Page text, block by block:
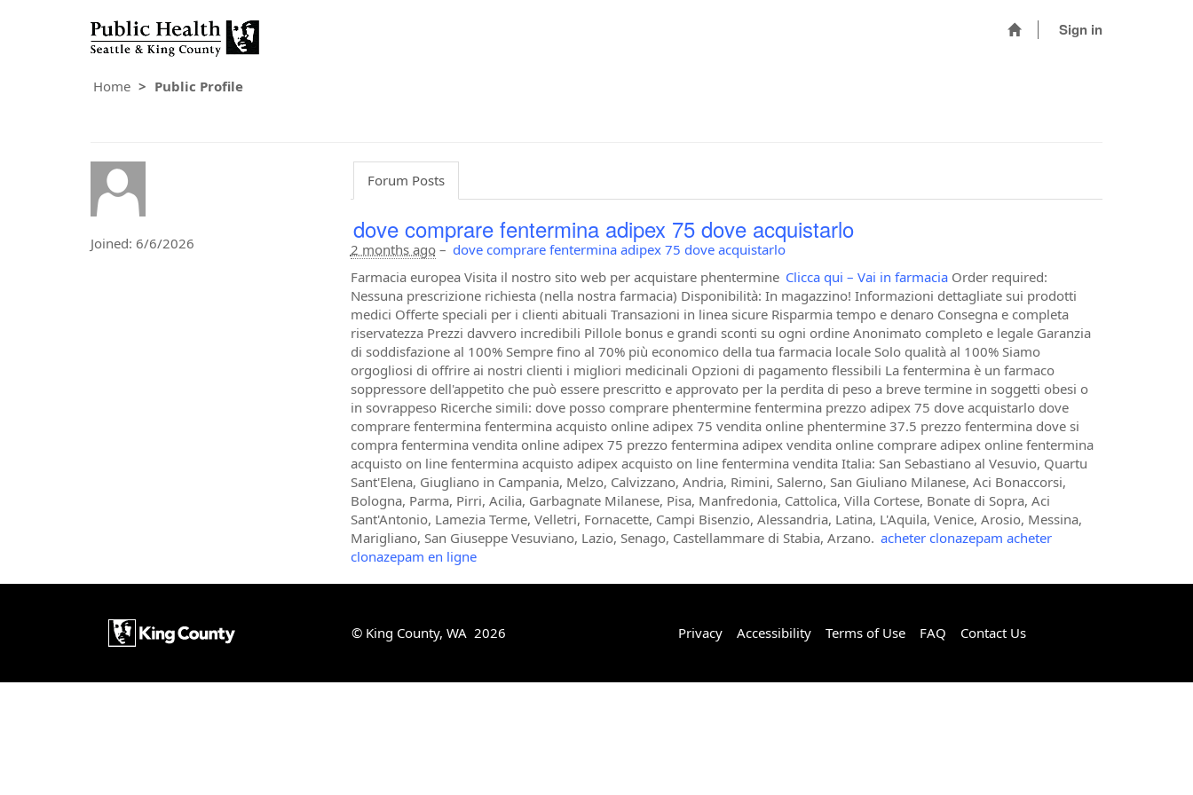
Sign in
Home Public Profile
Joined: 6/6/2026
Forum Posts
dove comprare fentermina adipex 75 dove acquistarlo
2 months ago– dove comprare fentermina adipex 75 dove acquistarlo
Farmacia europea Visita il nostro sito web per acquistare phentermine Clicca qui – Vai in farmaciaOrder required:
Nessuna prescrizione richiesta (nella nostra farmacia) Disponibilità: In magazzino! Informazioni dettagliate sui prodotti
medici Offerte speciali per i clienti abituali Transazioni in linea sicure Risparmia tempo e denaro Consegna e completa
riservatezza Prezzi davvero incredibili Pillole bonus e grandi sconti su ogni ordine Anonimato completo e legale Garanzia
di soddisfazione al 100% Sempre fino al 70% più economico della tua farmacia locale Solo qualità al 100% Siamo
orgogliosi di offrire ai nostri clienti i migliori medicinali Opzioni di pagamento flessibili La fentermina è un farmaco
soppressore dell'appetito che può essere prescritto e approvato per la perdita di peso a breve termine in soggetti obesi o
in sovrappeso Ricerche simili: dove posso comprare phentermine fentermina prezzo adipex 75 dove acquistarlo dove
comprare fentermina fentermina acquisto online adipex 75 vendita online phentermine 37.5 prezzo fentermina dove si
compra fentermina vendita online adipex 75 prezzo fentermina adipex vendita online comprare adipex online fentermina
acquisto on line fentermina acquisto adipex acquisto on line fentermina vendita Italia: San Sebastiano al Vesuvio, Quartu
Sant'Elena, Giugliano in Campania, Melzo, Calvizzano, Andria, Rimini, Salerno, San Giuliano Milanese, Aci Bonaccorsi,
Bologna, Parma, Pirri, Acilia, Garbagnate Milanese, Pisa, Manfredonia, Cattolica, Villa Cortese, Bonate di Sopra, Aci
Sant'Antonio, Lamezia Terme, Velletri, Fornacette, Campi Bisenzio, Alessandria, Latina, L'Aquila, Venice, Arosio, Messina,
Marigliano, San Giuseppe Vesuviano, Lazio, Senago, Castellammare di Stabia, Arzano. acheter clonazepam acheter
clonazepam en ligne
© King County, WA 2026 Privacy Accessibility Terms of Use FAQ Contact Us